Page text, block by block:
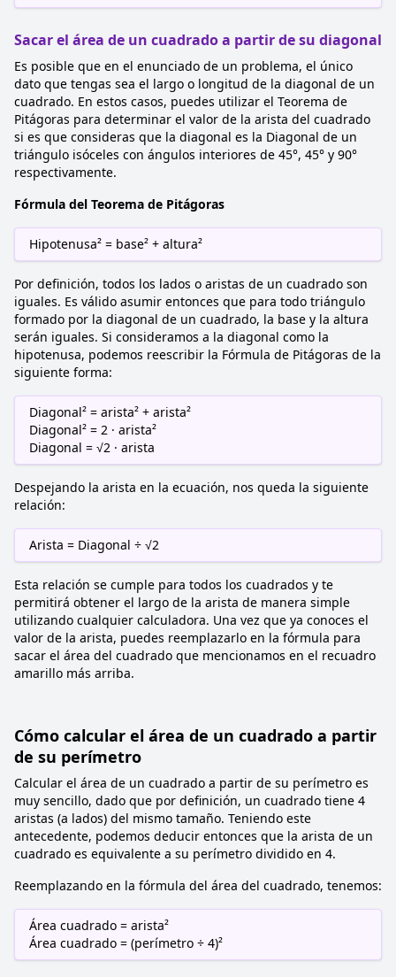
Sacar el área de un cuadrado a partir de su diagonal
Es posible que en el enunciado de un problema, el único
dato que tengas sea el largo o longitud de la diagonal de un
cuadrado. En estos casos, puedes utilizar el Teorema de
Pitágoras para determinar el valor de la arista del cuadrado
si es que consideras que la diagonal es la Diagonal de un
triángulo isóceles con ángulos interiores de 45°, 45° y 90°
respectivamente.
Fórmula del Teorema de Pitágoras
Hipotenusa² = base² + altura²
Por definición, todos los lados o aristas de un cuadrado son
iguales. Es válido asumir entonces que para todo triángulo
formado por la diagonal de un cuadrado, la base y la altura
serán iguales. Si consideramos a la diagonal como la
hipotenusa, podemos reescribir la Fórmula de Pitágoras de la
siguiente forma:
Diagonal² = arista² + arista²
Diagonal² = 2 · arista²
Diagonal = √2 · arista
Despejando la arista en la ecuación, nos queda la siguiente
relación:
Arista = Diagonal ÷ √2
Esta relación se cumple para todos los cuadrados y te
permitirá obtener el largo de la arista de manera simple
utilizando cualquier calculadora. Una vez que ya conoces el
valor de la arista, puedes reemplazarlo en la fórmula para
sacar el área del cuadrado que mencionamos en el recuadro
amarillo más arriba.
Cómo calcular el área de un cuadrado a partir
de su perímetro
Calcular el área de un cuadrado a partir de su perímetro es
muy sencillo, dado que por definición, un cuadrado tiene 4
aristas (a lados) del mismo tamaño. Teniendo este
antecedente, podemos deducir entonces que la arista de un
cuadrado es equivalente a su perímetro dividido en 4.
Reemplazando en la fórmula del área del cuadrado, tenemos:
Área cuadrado = arista²
Área cuadrado = (perímetro ÷ 4)²